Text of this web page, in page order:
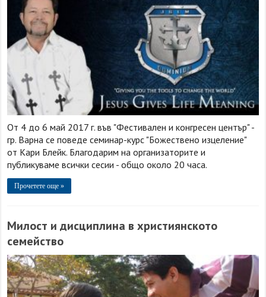
От 4 до 6 май 2017 г. във "Фестивален и конгресен център" -
гр. Варна се поведе семинар-курс "Божествено изцеление"
от Кари Блейк. Благодарим на организаторите и
публикуваме всички сесии - общо около 20 часа.
Прочетете още »
Милост и дисциплина в християнското
семейство